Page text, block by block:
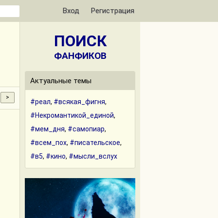
Вход Регистрация
ПОИСК
ФАНФИКОВ
Актуальные темы
#реал, #всякая_фигня,
#Некромантикой_единой,
#мем_дня, #самопиар,
#всем_пох, #писательское,
#в5, #кино, #мысли_вслух